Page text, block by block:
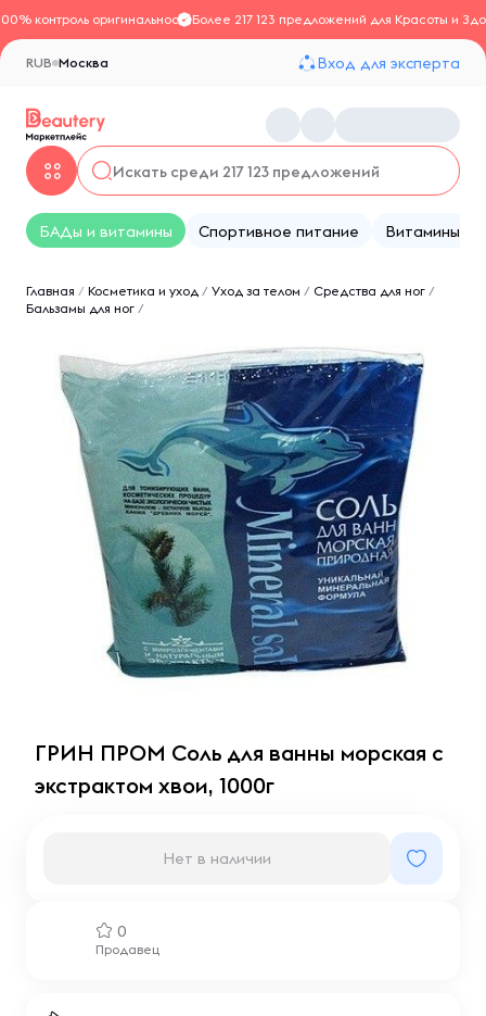
контроль оригинальностиБолее 217 123 предложений для Красоты и
Москва
RUB Вход для эксперта
БАДы и витамины Спортивное питание Витамины
Главная / Косметика и уход / Уход за телом / Средства для ног /
Бальзамы для ног /
ГРИН ПРОМ Соль для ванны морская с
экстрактом хвои, 1000г
0
Продавец
Нет в наличии